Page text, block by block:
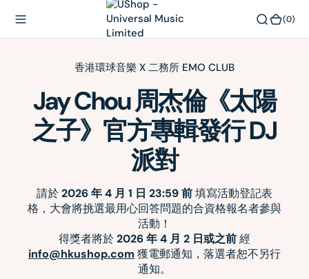
(0)
香港環球音樂 X 二務所 EMO CLUB
Jay Chou 周杰倫《太陽
之子》官方專輯發行 DJ
派對
請於2026 年 4 月 1 日 23:59 前填寫活動登記表
格，大會將挑選最用心回答問題的合資格報名者參與
活動！
得獎者將於2026 年 4 月 2 日或之前經
info@hkushop.com獲電郵通知，落選者恕不另行
通知。